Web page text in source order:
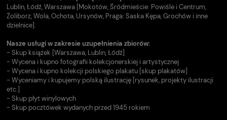
Lublin, Łódź, Warszawa [Mokotów, Śródmieście: Powiśle i Centrum,
Żoliborz, Wola, Ochota, Ursynów, Praga: Saska Kępa, Grochów i inne
dzielnice].
Nasze usługi w zakresie uzupełnienia zbiorów:
- Skup książek [Warszawa, Lublin, Łódź]
- Wycena i kupno fotografii kolekcjonerskiej i artystycznej
- Wycena i kupno kolekcji polskiego plakatu [skup plakatów]
- Wyceniamy i kupujemy polską ilustrację [rysunek, projekty ilustracji
etc.]
- Skup płyt winylowych
- Skup pocztówek wydanych przed 1945 rokiem